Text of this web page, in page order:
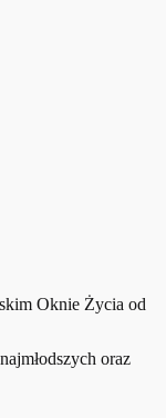
Oknie Życia od
oraz